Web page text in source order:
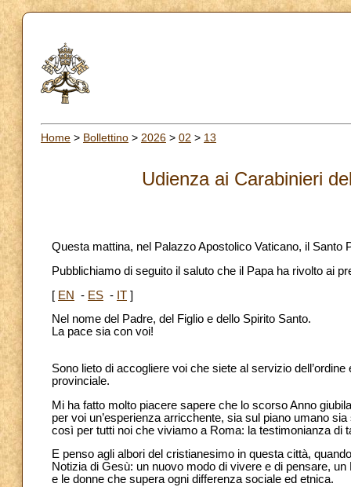
Home > Bollettino > 2026 > 02 > 13
Udienza ai Carabinieri
Questa mattina, nel Palazzo Apostolico Vaticano, il
Pubblichiamo di seguito il saluto che il Papa ha rivolto ai
[ EN - ES - IT ]
Nel nome del Padre, del Figlio e dello Spirito Santo.
La pace sia con voi!
Sono lieto di accogliere voi che siete al servizio
provinciale.
Mi ha fatto molto piacere sapere che lo scorso Anno
per voi un’esperienza arricchente, sia sul piano umano
così per tutti noi che viviamo a Roma: la testimonianza di
E penso agli albori del cristianesimo in questa città,
Notizia di Gesù: un nuovo modo di vivere e di pensare,
e le donne che supera ogni differenza sociale ed etnica.